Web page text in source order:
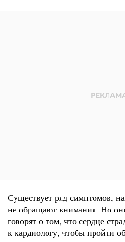
Существует ряд симптомов,
не обращают внимания. Но
говорят о том, что сердце
к кардиологу, чтобы пройти